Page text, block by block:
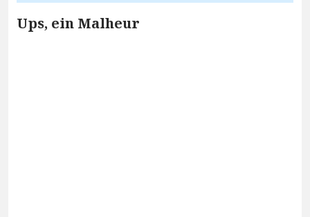
Ups, ein Malheur